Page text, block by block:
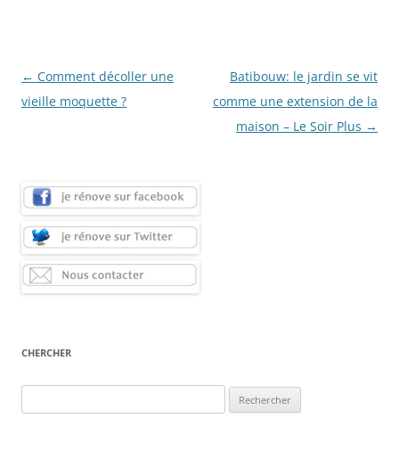
Navigation
des
← Comment décoller une
vieille moquette ?
Batibouw: le jardin se vit
comme une extension de la
maison – Le Soir Plus →
CHERCHER